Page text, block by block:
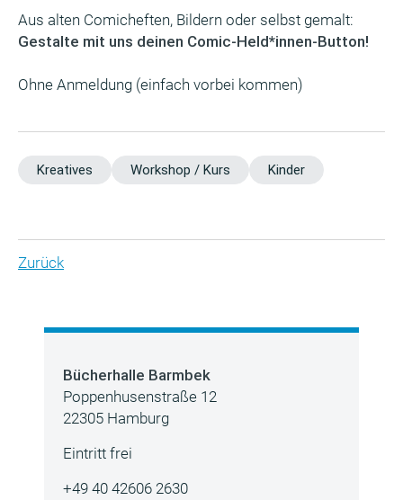
Aus alten Comicheften, Bildern oder selbst gemalt:
Gestalte mit uns deinen Comic-Held*innen-Button!
Ohne Anmeldung (einfach vorbei kommen)
Kreatives Workshop / Kurs Kinder
Zurück
Bücherhalle Barmbek
Poppenhusenstraße 12
22305 Hamburg
Eintritt frei
+49 40 42606 2630